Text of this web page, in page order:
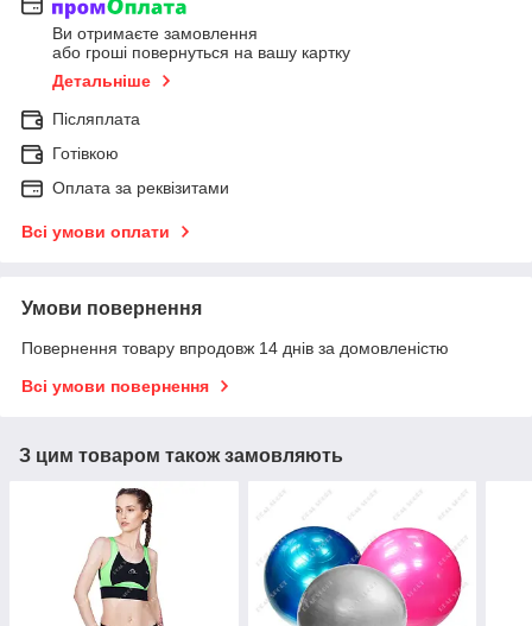
Ви отримаєте замовлення
або гроші повернуться на вашу картку
Детальніше
Післяплата
Готівкою
Оплата за реквізитами
Всі умови оплати
Умови повернення
Повернення товару впродовж 14 днів за домовленістю
Всі умови повернення
З цим товаром також замовляють